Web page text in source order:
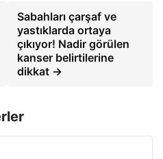
Sabahları çarşaf ve
yastıklarda ortaya
çıkıyor! Nadir görülen
kanser belirtilerine
dikkat →